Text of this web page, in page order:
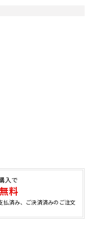
入で
料
済み、ご決済済みのご注文